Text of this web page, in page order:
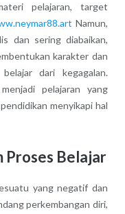
pelajaran, target
Namun,
dan sering diabaikan,
karakter dan
dari kegagalan.
pelajaran yang
menyikapi hal
Proses Belajar
yang negatif dan
perkembangan diri,